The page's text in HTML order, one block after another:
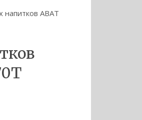
напитков ABAT